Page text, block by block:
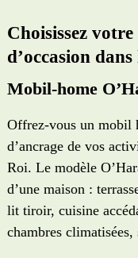
Choisissez
d’occasion
Mobil-home
Offrez-vous un mobil
d’ancrage de vos
Roi. Le modèle
d’une maison :
lit tiroir, cuisine
chambres